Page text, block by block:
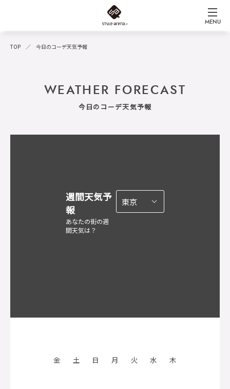
MENU
TOP 今日のコーデ天気予報
WEATHER FORECAST
今日のコーデ天気予報
週間天気予
報
あなたの街の週
間天気は？
金 土 日 月 火 水 木